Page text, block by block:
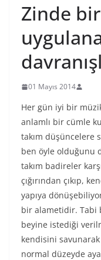
Zinde
01 Mayıs 2014
Her gün iyi bir
anlamlı bir cümle
takım düşüncelere
ben öyle olduğunu
takım badireler
çığırından çıkıp,
yapıya
bir alametidir. Tabi
beyine istediği
kendisini
normal düzeyde